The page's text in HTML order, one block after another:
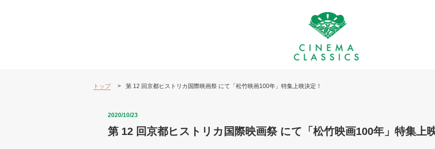
トップ 第 12 回京都ヒストリカ国際映画祭 にて「松竹映画100年」特集上映決定！
第 12 回京都ヒストリカ国際映画祭 にて「松竹映画100年」特集上
2020/10/23